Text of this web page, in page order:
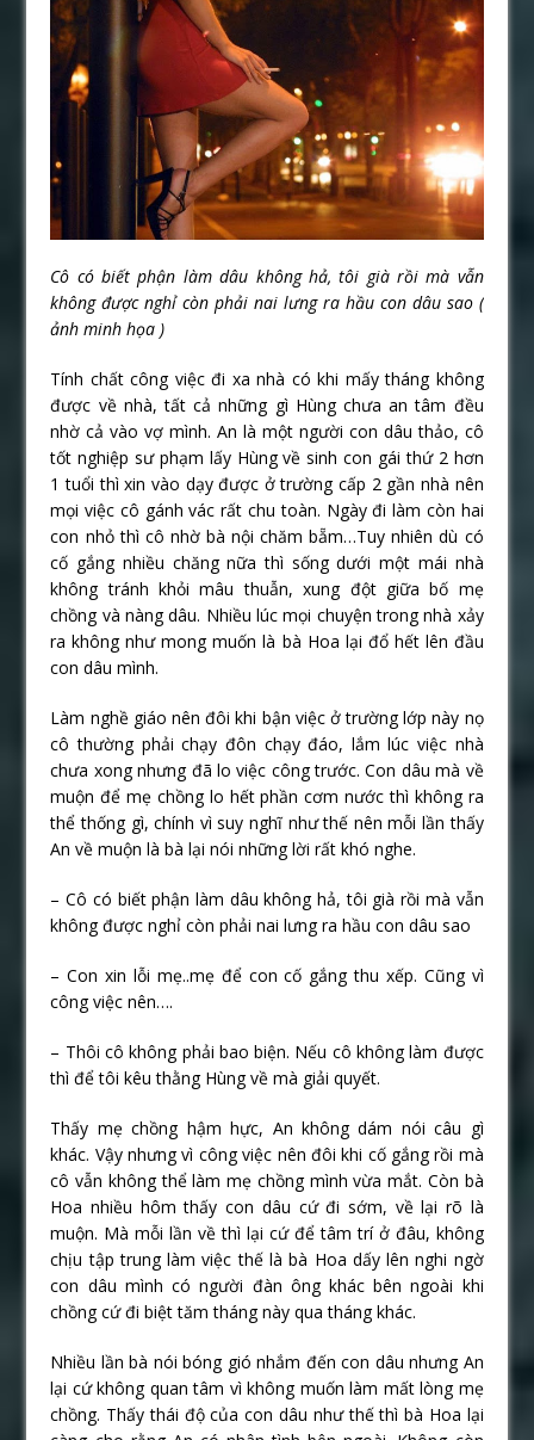
Cô có biết phận làm dâu không hả, tôi già rồi mà vẫn
không được nghỉ còn phải nai lưng ra hầu con dâu sao (
ảnh minh họa )
Tính chất công việc đi xa nhà có khi mấy tháng không
được về nhà, tất cả những gì Hùng chưa an tâm đều
nhờ cả vào vợ mình. An là một người con dâu thảo, cô
tốt nghiệp sư phạm lấy Hùng về sinh con gái thứ 2 hơn
1 tuổi thì xin vào dạy được ở trường cấp 2 gần nhà nên
mọi việc cô gánh vác rất chu toàn. Ngày đi làm còn hai
con nhỏ thì cô nhờ bà nội chăm bẵm…Tuy nhiên dù có
cố gắng nhiều chăng nữa thì sống dưới một mái nhà
không tránh khỏi mâu thuẫn, xung đột giữa bố mẹ
chồng và nàng dâu. Nhiều lúc mọi chuyện trong nhà xảy
ra không như mong muốn là bà Hoa lại đổ hết lên đầu
con dâu mình.
Làm nghề giáo nên đôi khi bận việc ở trường lớp này nọ
cô thường phải chạy đôn chạy đáo, lắm lúc việc nhà
chưa xong nhưng đã lo việc công trước. Con dâu mà về
muộn để mẹ chồng lo hết phần cơm nước thì không ra
thể thống gì, chính vì suy nghĩ như thế nên mỗi lần thấy
An về muộn là bà lại nói những lời rất khó nghe.
– Cô có biết phận làm dâu không hả, tôi già rồi mà vẫn
không được nghỉ còn phải nai lưng ra hầu con dâu sao
– Con xin lỗi mẹ..mẹ để con cố gắng thu xếp. Cũng vì
công việc nên….
– Thôi cô không phải bao biện. Nếu cô không làm được
thì để tôi kêu thằng Hùng về mà giải quyết.
Thấy mẹ chồng hậm hực, An không dám nói câu gì
khác. Vậy nhưng vì công việc nên đôi khi cố gắng rồi mà
cô vẫn không thể làm mẹ chồng mình vừa mắt. Còn bà
Hoa nhiều hôm thấy con dâu cứ đi sớm, về lại rõ là
muộn. Mà mỗi lần về thì lại cứ để tâm trí ở đâu, không
chịu tập trung làm việc thế là bà Hoa dấy lên nghi ngờ
con dâu mình có người đàn ông khác bên ngoài khi
chồng cứ đi biệt tăm tháng này qua tháng khác.
Nhiều lần bà nói bóng gió nhắm đến con dâu nhưng An
lại cứ không quan tâm vì không muốn làm mất lòng mẹ
chồng. Thấy thái độ của con dâu như thế thì bà Hoa lại